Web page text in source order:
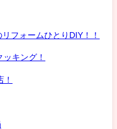
フォームひとりDIY！！
キング！